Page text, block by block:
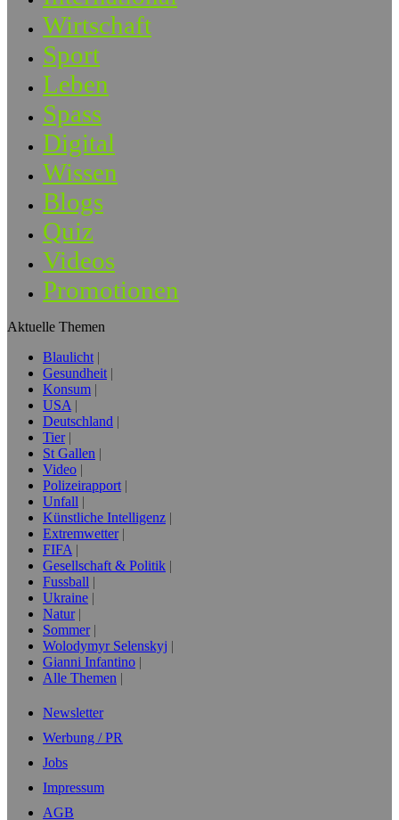
Wirtschaft
Sport
Leben
Spass
Digital
Wissen
Blogs
Quiz
Videos
Promotionen
Aktuelle Themen
Blaulicht
Gesundheit
Konsum
USA
Deutschland
Tier
St Gallen
Video
Polizeirapport
Unfall
Künstliche Intelligenz
Extremwetter
FIFA
Gesellschaft & Politik
Fussball
Ukraine
Natur
Sommer
Wolodymyr Selenskyj
Gianni Infantino
Alle Themen
Newsletter
Werbung / PR
Jobs
Impressum
AGB